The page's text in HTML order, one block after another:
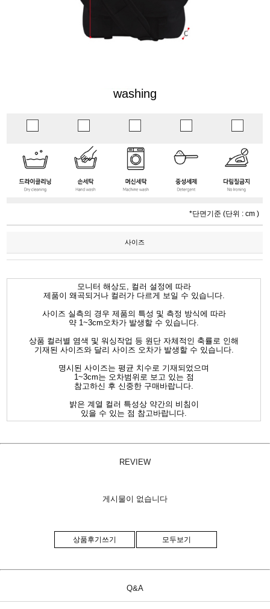
washing
*단면기준 (단위 : cm )
사이즈
모니터 해상도, 컬러 설정에 따라
제품이 왜곡되거나 컬러가 다르게 보일 수 있습니다.
사이즈 실측의 경우 제품의 특성 및 측정 방식에 따라
약 1~3cm오차가 발생할 수 있습니다.
상품 컬러별 염색 및 워싱작업 등 원단 자체적인 축률로 인해
기재된 사이즈와 달리 사이즈 오차가 발생할 수 있습니다.
명시된 사이즈는 평균 치수로 기재되었으며
1~3cm는 오차범위로 보고 있는 점
참고하신 후 신중한 구매바랍니다.
밝은 계열 컬러 특성상 약간의 비침이
있을 수 있는 점 참고바랍니다.
REVIEW
게시물이 없습니다
상품후기쓰기 모두보기
Q&A